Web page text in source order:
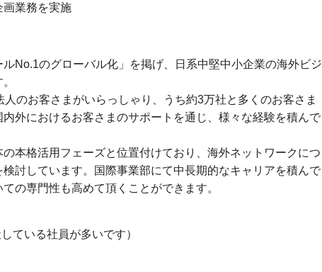
画業務を実施
ルNo.1のグローバル化」を掲げ、日系中堅中小企業の海外ビジ
人のお客さまがいらっしゃり、うち約3万社と多くのお客さま
外におけるお客さまのサポートを通じ、様々な経験を積んで
の本格活用フェーズと位置付けており、海外ネットワークにつ
討しています。国際事業部にて中長期的なキャリアを積んで
の専門性も高めて頂くことができます。
ている社員が多いです）